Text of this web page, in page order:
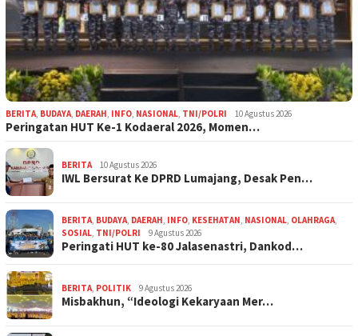
BERITA BUDAYA DAERAH INFO NASIONAL TNI/POLRI 10 Agustus 2026
Peringatan HUT Ke-1 Kodaeral 2026, Momen…
BERITA 10 Agustus 2026
IWL Bersurat Ke DPRD Lumajang, Desak Pen…
BERITA BUDAYA DAERAH INFO KESEHATAN NASIONAL OLAHRAGA
SOSIAL TNI/POLRI 9 Agustus 2026
Peringati HUT ke-80 Jalasenastri, Dankod…
BERITA POLITIK 9 Agustus 2026
Misbakhun, “Ideologi Kekaryaan Mer…